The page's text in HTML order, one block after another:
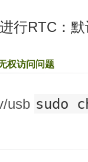
行RTC：
权访问问题
usb sudo